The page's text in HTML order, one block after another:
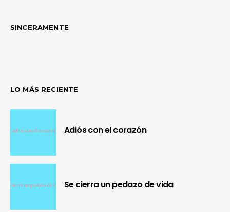
SINCERAMENTE
LO MÁS RECIENTE
Adiós con el corazón
Se cierra un pedazo de vida